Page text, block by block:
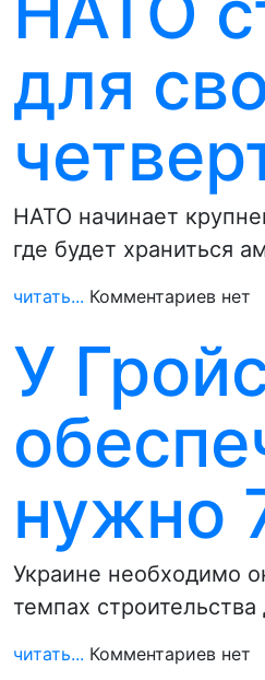
для
НАТО начинает
где будет храниться
читать... Комментариев нет
У
нужно
Украине необходимо
темпах
читать... Комментариев нет